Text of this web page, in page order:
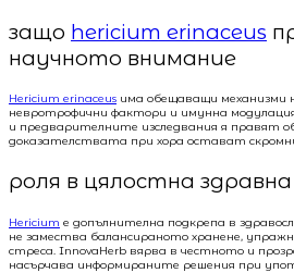
защо hericium erinaceus
научното внимание
Hericium erinaceus има обещаващи механизми
невротрофични фактори и имунна
и предварителните изследвания я правят
доказателствата при хора остават
роля в цялостна
Hericium е допълнителна подкрепа в
не замества балансираното хранене,
стреса. InnovaHerb вярва в честното и
насърчава информираните решения при